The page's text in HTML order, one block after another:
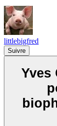
littlebigfred
Suivre
Yves